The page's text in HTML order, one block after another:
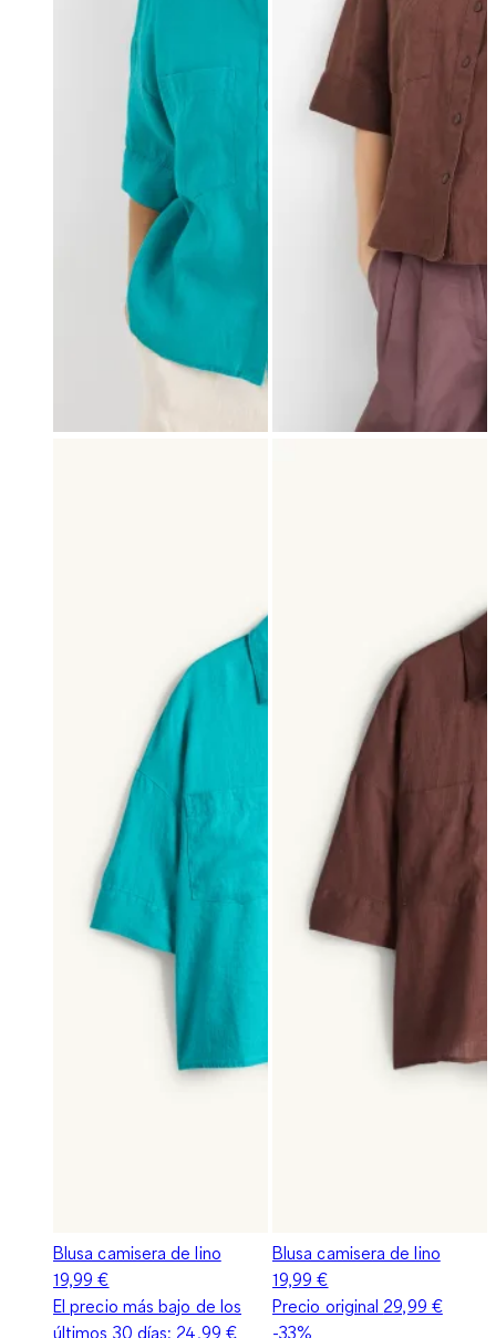
Blusa camisera de lino
19,99 €
El precio más bajo de los
últimos 30 días: 24,99 €
Blusa camisera de lino
19,99 €
Precio original 29,99 €
-33%